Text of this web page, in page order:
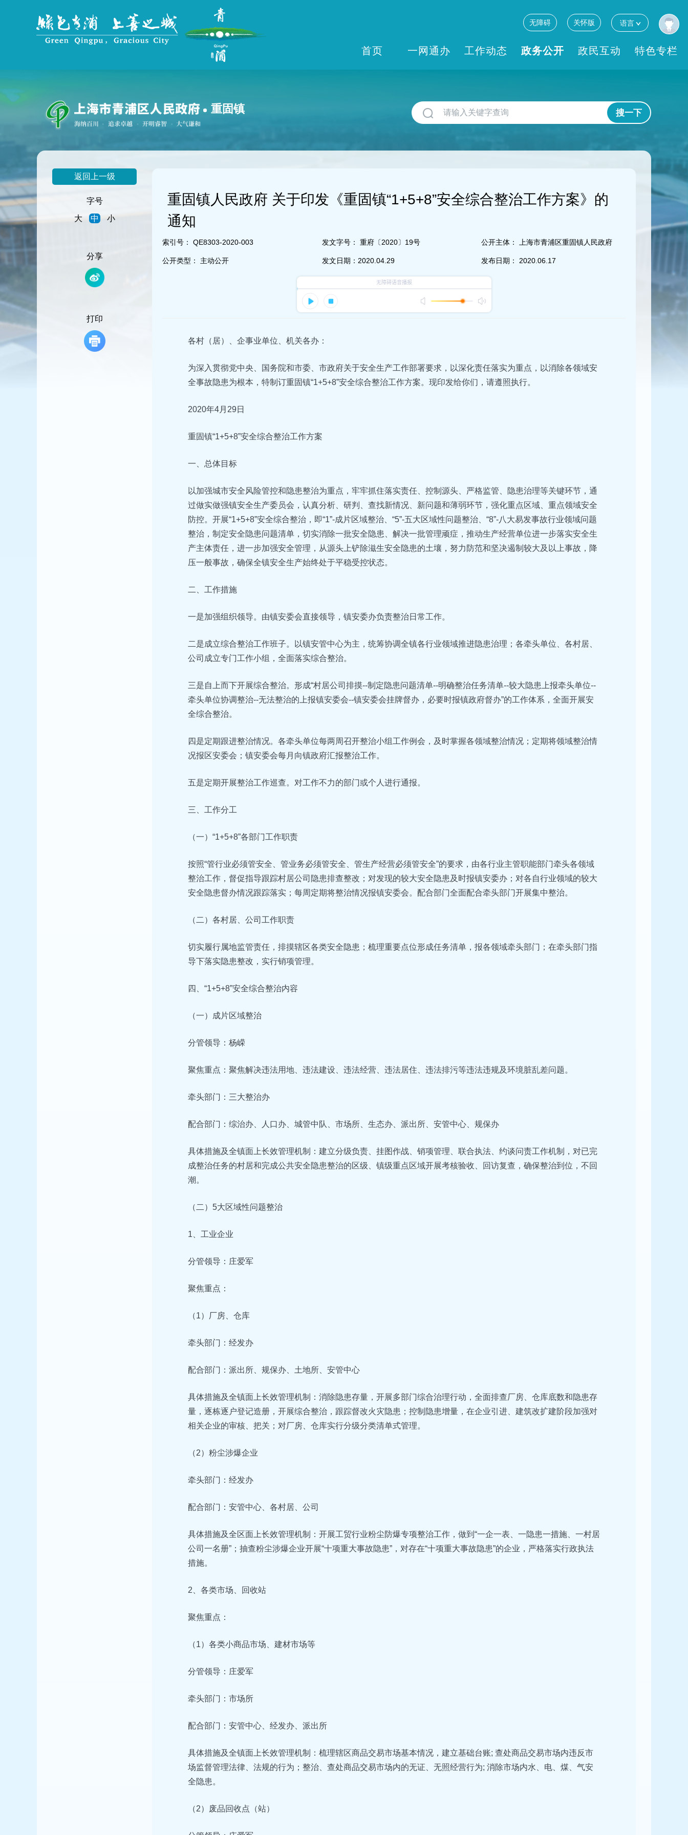
到
主
要
内
无障碍 关怀版 语言
首页 一网通办 工作动态 政务公开 政民互动 特色专栏
重固镇 搜一下
返回上一级
字号
大
中 小
分享
打印
重固镇人民政府 关于印发《重固镇“1+5+8”安全综合整治工作方案》的
通知
索引号： QE8303-2020-003
公开类型： 主动公开
发文字号： 重府〔2020〕19号
发文日期： 2020.04.29
公开主体： 上海市青浦区重固镇人民政府
发布日期： 2020.06.17
各村（居）、企事业单位、机关各办：
为深入贯彻党中央、国务院和市委、市政府关于安全生产工作部署要求，以深化责任落实为重点，以消除各领域安
全事故隐患为根本，特制订重固镇“1+5+8”安全综合整治工作方案。现印发给你们，请遵照执行。
2020年4月29日
重固镇“1+5+8”安全综合整治工作方案
一、总体目标
以加强城市安全风险管控和隐患整治为重点，牢牢抓住落实责任、控制源头、严格监管、隐患治理等关键环节，通
过做实做强镇安全生产委员会，认真分析、研判、查找新情况、新问题和薄弱环节，强化重点区域、重点领域安全
防控。开展“1+5+8”安全综合整治，即“1”-成片区域整治、“5”-五大区域性问题整治、“8”-八大易发事故行业领域问题
整治，制定安全隐患问题清单，切实消除一批安全隐患、解决一批管理顽症，推动生产经营单位进一步落实安全生
产主体责任，进一步加强安全管理，从源头上铲除滋生安全隐患的土壤，努力防范和坚决遏制较大及以上事故，降
压一般事故，确保全镇安全生产始终处于平稳受控状态。
二、工作措施
一是加强组织领导。由镇安委会直接领导，镇安委办负责整治日常工作。
二是成立综合整治工作班子。以镇安管中心为主，统筹协调全镇各行业领域推进隐患治理；各牵头单位、各村居、
公司成立专门工作小组，全面落实综合整治。
三是自上而下开展综合整治。形成“村居公司排摸--制定隐患问题清单--明确整治任务清单--较大隐患上报牵头单位--
牵头单位协调整治--无法整治的上报镇安委会--镇安委会挂牌督办，必要时报镇政府督办”的工作体系，全面开展安
全综合整治。
四是定期跟进整治情况。各牵头单位每两周召开整治小组工作例会，及时掌握各领域整治情况；定期将领域整治情
况报区安委会；镇安委会每月向镇政府汇报整治工作。
五是定期开展整治工作巡查。对工作不力的部门或个人进行通报。
三、工作分工
（一）“1+5+8”各部门工作职责
按照“管行业必须管安全、管业务必须管安全、管生产经营必须管安全”的要求，由各行业主管职能部门牵头各领域
整治工作，督促指导跟踪村居公司隐患排查整改；对发现的较大安全隐患及时报镇安委办；对各自行业领域的较大
安全隐患督办情况跟踪落实；每周定期将整治情况报镇安委会。配合部门全面配合牵头部门开展集中整治。
（二）各村居、公司工作职责
切实履行属地监管责任，排摸辖区各类安全隐患；梳理重要点位形成任务清单，报各领域牵头部门；在牵头部门指
导下落实隐患整改，实行销项管理。
四、“1+5+8”安全综合整治内容
（一）成片区域整治
分管领导：杨嵘
聚焦重点：聚焦解决违法用地、违法建设、违法经营、违法居住、违法排污等违法违规及环境脏乱差问题。
牵头部门：三大整治办
配合部门：综治办、人口办、城管中队、市场所、生态办、派出所、安管中心、规保办
具体措施及全镇面上长效管理机制：建立分级负责、挂图作战、销项管理、联合执法、约谈问责工作机制，对已完
成整治任务的村居和完成公共安全隐患整治的区级、镇级重点区域开展考核验收、回访复查，确保整治到位，不回
潮。
（二）5大区域性问题整治
1、工业企业
分管领导：庄爱军
聚焦重点：
（1）厂房、仓库
牵头部门：经发办
配合部门：派出所、规保办、土地所、安管中心
具体措施及全镇面上长效管理机制：消除隐患存量，开展多部门综合治理行动，全面排查厂房、仓库底数和隐患存
量，逐栋逐户登记造册，开展综合整治，跟踪督改火灾隐患；控制隐患增量，在企业引进、建筑改扩建阶段加强对
相关企业的审核、把关；对厂房、仓库实行分级分类清单式管理。
（2）粉尘涉爆企业
牵头部门：经发办
配合部门：安管中心、各村居、公司
具体措施及全区面上长效管理机制：开展工贸行业粉尘防爆专项整治工作，做到“一企一表、一隐患一措施、一村居
公司一名册”；抽查粉尘涉爆企业开展“十项重大事故隐患”，对存在“十项重大事故隐患”的企业，严格落实行政执法
措施。
2、各类市场、回收站
聚焦重点：
（1）各类小商品市场、建材市场等
分管领导：庄爱军
牵头部门：市场所
配合部门：安管中心、经发办、派出所
具体措施及全镇面上长效管理机制：梳理辖区商品交易市场基本情况，建立基础台账; 查处商品交易市场内违反市
场监督管理法律、法规的行为；整治、查处商品交易市场内的无证、无照经营行为; 消除市场内水、电、煤、气安
全隐患。
（2）废品回收点（站）